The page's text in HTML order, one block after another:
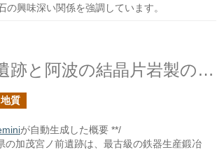
の興味深い関係を強調しています。
加茂宮ノ前遺跡と阿波の結晶片岩製の石棒
質
が自動生成した概要 **/
の加茂宮ノ前遺跡は、最古級の鉄器生産鍛冶